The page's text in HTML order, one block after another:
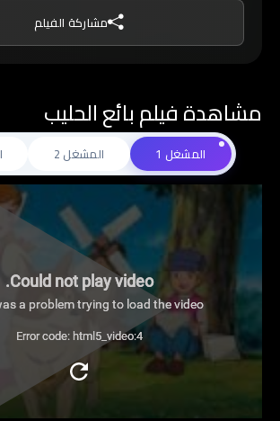
مشاركة الفيلم
مشاهدة فيلم بائع الحليب
المشغل 1 المشغل 2
Could not play video.
a problem trying to load the video.
Error code: html5_video:4